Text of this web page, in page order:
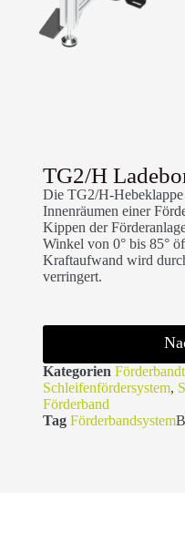
TG2/H
Die TG2/H-
Innenräumen einer
Kippen der
Winkel von 0° bis 85°
Kraftaufwand wird
verringert.
Kategorien
Schleifenfördersystem,
Förderband
Tag Förderbandsystem